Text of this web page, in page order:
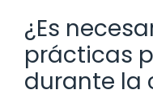
¿Es
prácticas
durante la